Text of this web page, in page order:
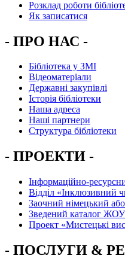
Розклад роботи
Як записатися
- ПРО НАС -
Бібліотека у ЗМІ
Відеоматеріали
Державні закупівлі
Історія бібліотеки
Наша адреса
Наші партнери
Структура бібліотеки
- ПРОЕКТИ -
Інформаційно-
Вiддiл «Інклюзивний
Заочний німецький
Зведений каталог
Проект «Мистецькі
- ПОСЛУГИ &